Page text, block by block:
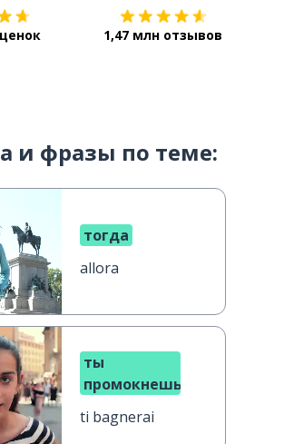
1,47 млн отзывов
и фразы по теме:
тогда
allora
ты
промокнешь
ti bagnerai